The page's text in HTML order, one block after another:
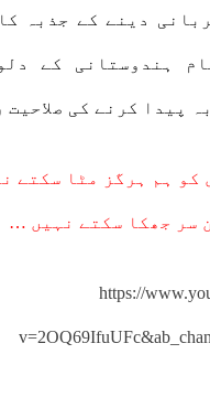
دینے کے جذبہ
ہندوستانی کے
پیدا کرنے کی صلاحیت
کو ہم ہرگز مٹا سکتے
سر جھکا سکتے نہیں …
https://